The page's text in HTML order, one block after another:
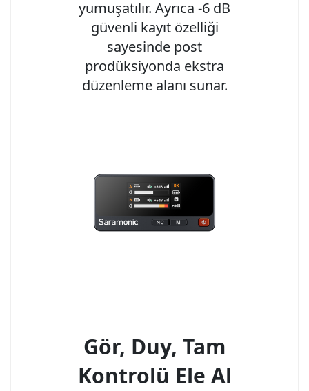
yumuşatılır. Ayrıca -6 dB
güvenli kayıt özelliği
sayesinde post
prodüksiyonda ekstra
düzenleme alanı sunar.
Gör, Duy, Tam
Kontrolü Ele Al